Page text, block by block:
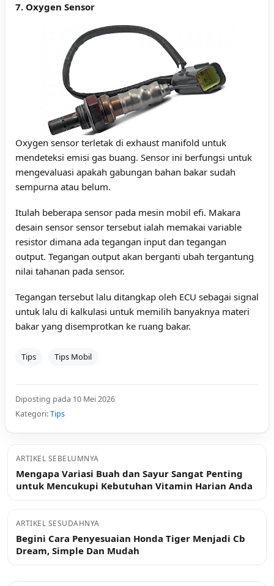
7. Oxygen Sensor
Oxygen sensor terletak di exhaust manifold untuk
mendeteksi emisi gas buang. Sensor ini berfungsi untuk
mengevaluasi apakah gabungan bahan bakar sudah
sempurna atau belum.
Itulah beberapa sensor pada mesin mobil efi. Makara
desain sensor sensor tersebut ialah memakai variable
resistor dimana ada tegangan input dan tegangan
output. Tegangan output akan berganti ubah tergantung
nilai tahanan pada sensor.
Tegangan tersebut lalu ditangkap oleh ECU sebagai signal
untuk lalu di kalkulasi untuk memilih banyaknya materi
bakar yang disemprotkan ke ruang bakar.
Tips Tips Mobil
Diposting pada 10 Mei 2026
Kategori:Tips
ARTIKEL SEBELUMNYA
Mengapa Variasi Buah dan Sayur Sangat Penting
untuk Mencukupi Kebutuhan Vitamin Harian Anda
ARTIKEL SESUDAHNYA
Begini Cara Penyesuaian Honda Tiger Menjadi Cb
Dream, Simple Dan Mudah